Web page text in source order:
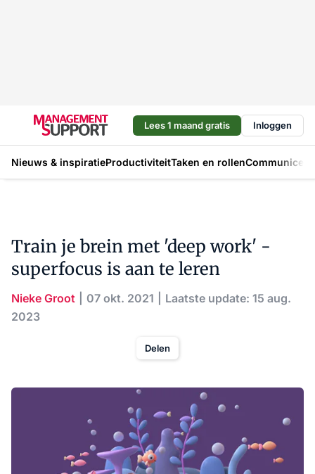
Lees 1 maand gratis Inloggen
Nieuws & inspiratieProductiviteitTaken en rollen
Train je brein met 'deep work' -
superfocus is aan te leren
Nieke Groot 07 okt. 2021
Laatste update: 15 aug.
2023
Delen